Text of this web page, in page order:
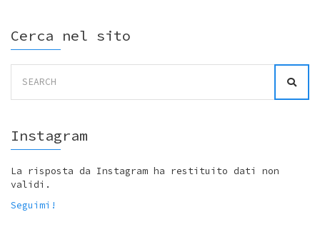
Cerca nel sito
for:
Instagram
La risposta da Instagram ha restituito dati non
validi.
Seguimi!